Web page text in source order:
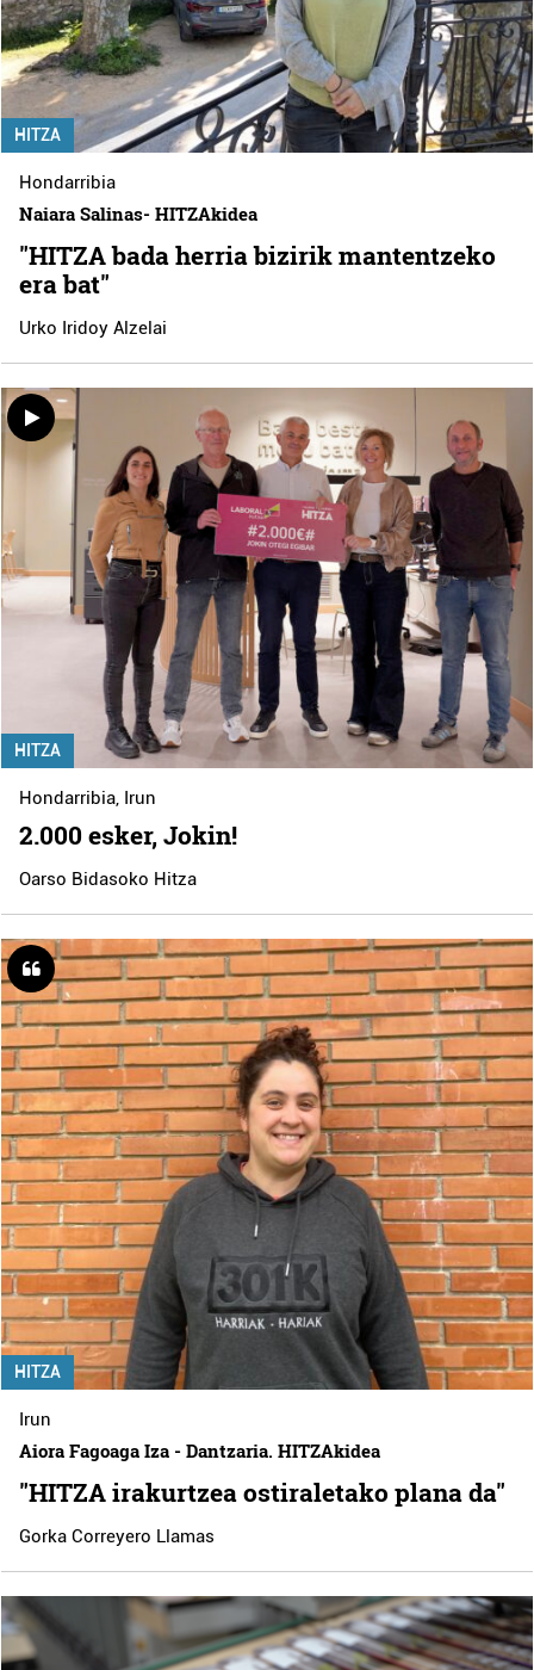
HITZA
Hondarribia
Naiara Salinas- HITZAkidea
"HITZA bada herria bizirik mantentzeko
era bat"
Urko Iridoy Alzelai
HITZA
Hondarribia, Irun
2.000 esker, Jokin!
Oarso Bidasoko Hitza
HITZA
Irun
Aiora Fagoaga Iza - Dantzaria. HITZAkidea
"HITZA irakurtzea ostiraletako plana da"
Gorka Correyero Llamas